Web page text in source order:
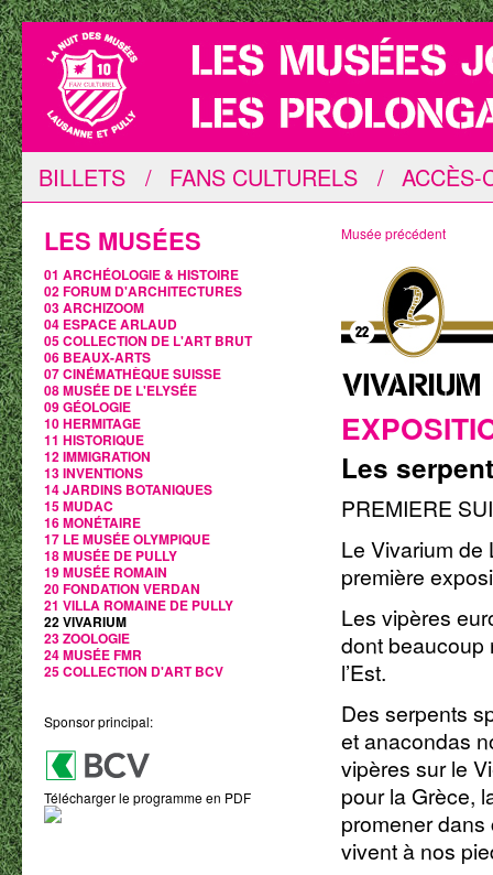
BILLETS / FANS CULTURELS / ACCÈS-
LES MUSÉES
01 ARCHÉOLOGIE & HISTOIRE
02 FORUM D'ARCHITECTURES
03 ARCHIZOOM
04 ESPACE ARLAUD
05 COLLECTION DE L'ART BRUT
06 BEAUX-ARTS
07 CINÉMATHÈQUE SUISSE
08 MUSÉE DE L'ELYSÉE
09 GÉOLOGIE
10 HERMITAGE
11 HISTORIQUE
12 IMMIGRATION
13 INVENTIONS
14 JARDINS BOTANIQUES
15 MUDAC
16 MONÉTAIRE
17 LE MUSÉE OLYMPIQUE
18 MUSÉE DE PULLY
19 MUSÉE ROMAIN
20 FONDATION VERDAN
21 VILLA ROMAINE DE PULLY
22 VIVARIUM
23 ZOOLOGIE
24 MUSÉE FMR
25 COLLECTION D'ART BCV
Sponsor principal:
Télécharger le programme en PDF
Musée précédent
Les
PREMIERE
Le Vivarium de
première
Les vipères
dont beaucoup
l’Est.
Des serpents
et anacondas
vipères sur le
pour la Grèce,
promener
vivent à nos